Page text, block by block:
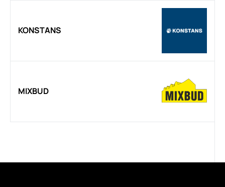
KONSTANS
MIXBUD